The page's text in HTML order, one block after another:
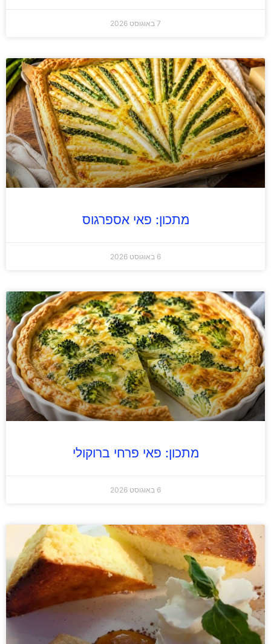
7 באוגוסט 2026
מתכון: פאי אספרגוס
6 באוגוסט 2026
מתכון: פאי פרחי ברוקולי
6 באוגוסט 2026